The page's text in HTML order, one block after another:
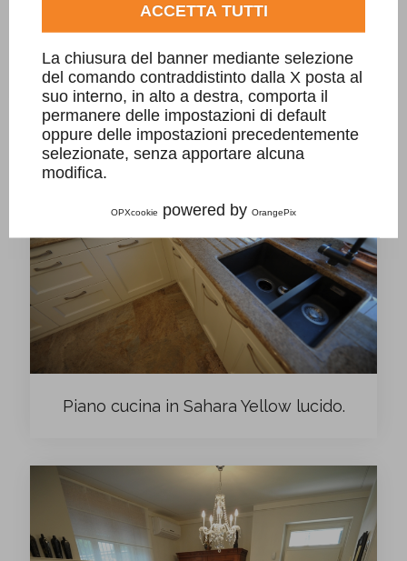
ACCETTA TUTTI
La chiusura del banner mediante selezione
del comando contraddistinto dalla X posta al
suo interno, in alto a destra, comporta il
permanere delle impostazioni di default
oppure delle impostazioni precedentemente
selezionate, senza apportare alcuna
modifica.
OPXcookie powered by OrangePix
Top Agglomerato
Piano cucina in Sahara Yellow lucido.